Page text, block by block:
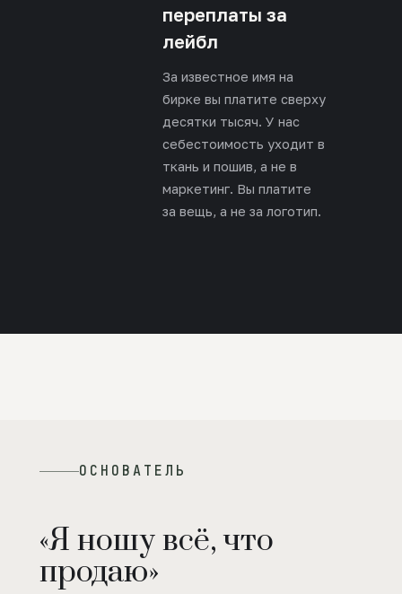
переплаты за
лейбл
За известное имя на
бирке вы платите сверху
десятки тысяч. У нас
себестоимость уходит в
ткань и пошив, а не в
маркетинг. Вы платите
за вещь, а не за логотип.
ОСНОВАТЕЛЬ
«Я ношу всё, что
продаю»